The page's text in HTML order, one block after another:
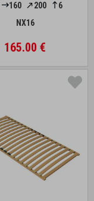
160 200
6
NX16
165.00 €